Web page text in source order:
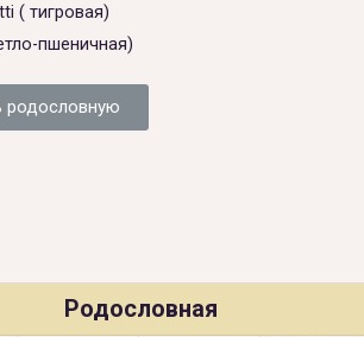
( тигровая)
пшеничная)
родословную
Родословная